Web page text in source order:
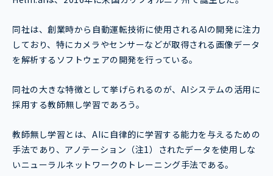
同社は、創業時から自動運転技術に使用されるAIの開発に注力
しており、特にカメラやセンサーなどが取得される画像データ
を解析するソフトウェアの開発を行っている。
同社の大きな特徴として挙げられるのが、AIシステムの活用に
採用する教師無し学習であろう。
教師無し学習とは、AIに自律的に学習する能力を与えるための
手法であり、アノテーション（注1）されたデータを使用しな
いニューラルネットワークのトレーニング手法である。